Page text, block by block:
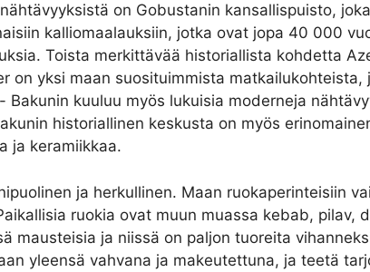
on Gobustanin kansallispuisto,
kalliomaalauksiin, jotka ovat jopa 40 000
Toista merkittävää historiallista kohdetta
on yksi maan suosituimmista
Bakunin kuuluu myös lukuisia moderneja
historiallinen keskusta on myös
ja keramiikkaa.
ja herkullinen. Maan ruokaperinteisiin
ruokia ovat muun muassa kebab,
mausteisia ja niissä on paljon tuoreita
yleensä vahvana ja makeutettuna, ja teetä